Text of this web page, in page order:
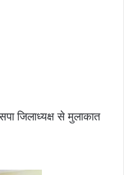
जिलाध्यक्ष से मुलाकात